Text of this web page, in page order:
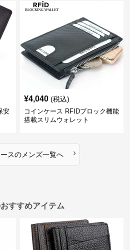
安
¥4,040 (税込)
コインケース RFIDブロック機能
搭載スリムウォレット
スのメンズ一覧へ ›
すすめアイテム